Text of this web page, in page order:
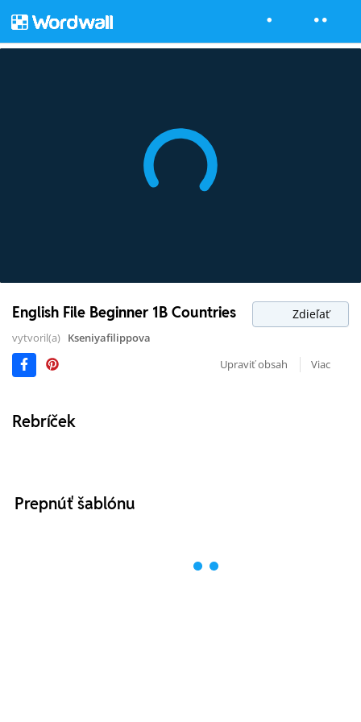
English File Beginner 1B Countries Zdieľať
vytvoril(a) Kseniyafilippova
Upraviť obsah
Viac
Rebríček
Prepnúť šablónu